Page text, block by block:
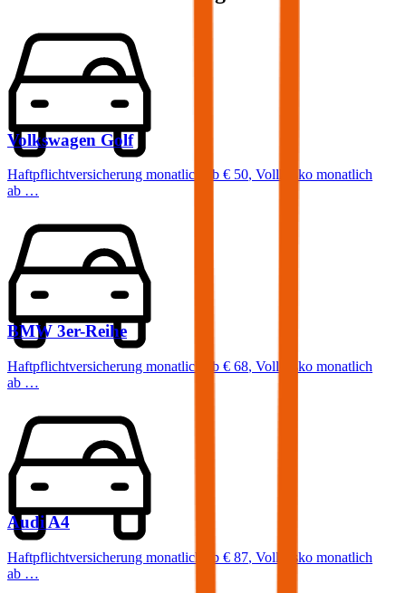
Volkswagen Golf
Haftpflichtversicherung monatlich ab € 50, Vollkasko monatlich
ab …
BMW 3er-Reihe
Haftpflichtversicherung monatlich ab € 68, Vollkasko monatlich
ab …
AudiA4
Haftpflichtversicherung monatlich ab € 87, Vollkasko monatlich
ab …